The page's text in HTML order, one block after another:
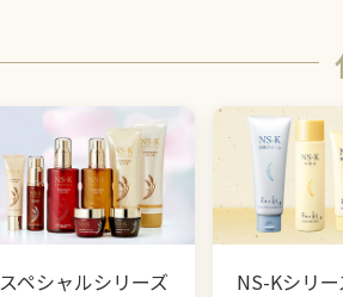
スペシャルシリーズ NS-Kシリー